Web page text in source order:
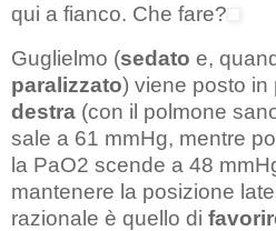
qui a fianco. Che fare?
Guglielmo (sedato e,
paralizzato) viene posto in
destra (con il polmone
sale a 61 mmHg, mentre
la PaO2 scende a 48
mantenere la posizione
razionale è quello di